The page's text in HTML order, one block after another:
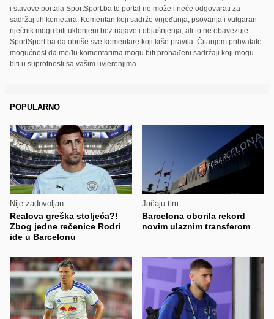
i stavove portala SportSport.ba te portal ne može i neće odgovarati za
sadržaj tih kometara. Komentari koji sadrže vrijeđanja, psovanja i vulgaran
riječnik mogu biti uklonjeni bez najave i objašnjenja, ali to ne obavezuje
SportSport.ba da obriše sve komentare koji krše pravila. Čitanjem prihvatate
mogućnost da među komentarima mogu biti pronađeni sadržaji koji mogu
biti u suprotnosti sa vašim uvjerenjima.
POPULARNO
Nije zadovoljan
Realova greška stoljeća?!
Zbog jedne rečenice Rodri
ide u Barcelonu
Jačaju tim
Barcelona oborila rekord
novim ulaznim transferom